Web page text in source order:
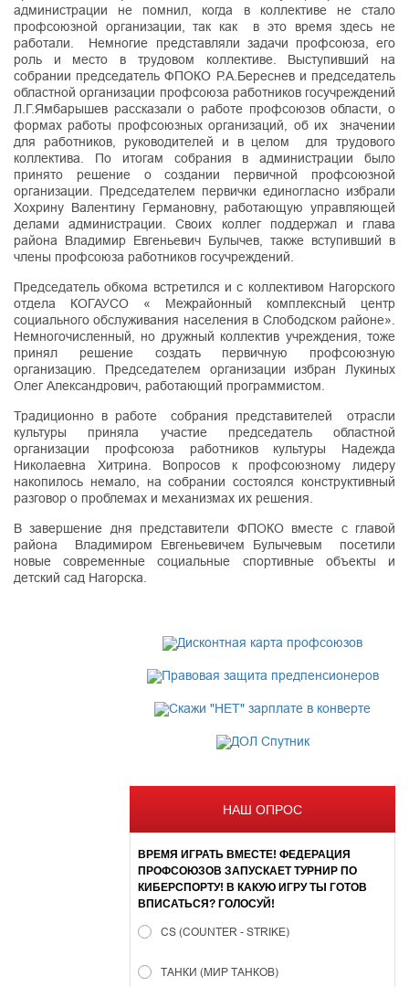
администрации не помнил, когда в коллективе не стало
профсоюзной организации, так как в это время здесь не
работали. Немногие представляли задачи профсоюза, его
роль и место в трудовом коллективе. Выступивший на
собрании председатель ФПОКО Р.А.Береснев и председатель
областной организации профсоюза работников госучреждений
Л.Г.Ямбарышев рассказали о работе профсоюзов области, о
формах работы профсоюзных организаций, об их значении
для работников, руководителей и в целом для трудового
коллектива. По итогам собрания в администрации было
принято решение о создании первичной профсоюзной
организации. Председателем первички единогласно избрали
Хохрину Валентину Германовну, работающую управляющей
делами администрации. Своих коллег поддержал и глава
района Владимир Евгеньевич Булычев, также вступивший в
члены профсоюза работников госучреждений.
Председатель обкома встретился и с коллективом Нагорского
отдела КОГАУСО « Межрайонный комплексный центр
социального обслуживания населения в Слободском районе».
Немногочисленный, но дружный коллектив учреждения, тоже
принял решение создать первичную профсоюзную
организацию. Председателем организации избран Лукиных
Олег Александрович, работающий программистом.
Традиционно в работе собрания представителей отрасли
культуры приняла участие председатель областной
организации профсоюза работников культуры Надежда
Николаевна Хитрина. Вопросов к профсоюзному лидеру
накопилось немало, на собрании состоялся конструктивный
разговор о проблемах и механизмах их решения.
В завершение дня представители ФПОКО вместе с главой
района Владимиром Евгеньевичем Булычевым посетили
новые современные социальные спортивные объекты и
детский сад Нагорска.
НАШ ОПРОС
ВРЕМЯ ИГРАТЬ ВМЕСТЕ! ФЕДЕРАЦИЯ
ПРОФСОЮЗОВ ЗАПУСКАЕТ ТУРНИР ПО
КИБЕРСПОРТУ! В КАКУЮ ИГРУ ТЫ ГОТОВ
ВПИСАТЬСЯ? ГОЛОСУЙ!
CS (COUNTER - STRIKE)
ТАНКИ (МИР ТАНКОВ)